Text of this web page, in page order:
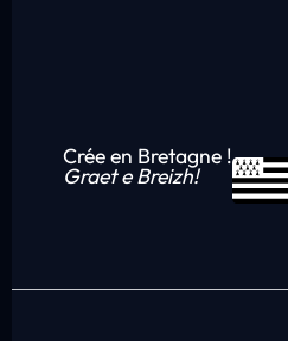
Crée en Bretagne !
Graet e Breizh!